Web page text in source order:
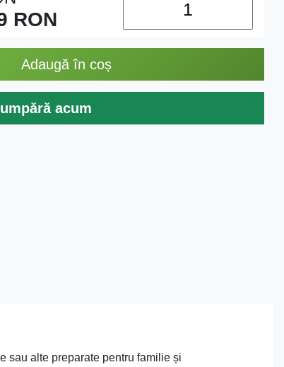
RON
Adaugă în coș
acum
sau alte preparate pentru familie și